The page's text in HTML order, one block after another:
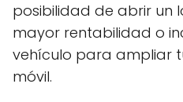
posibilidad de abrir un
mayor rentabilidad o
vehículo para ampliar
móvil.